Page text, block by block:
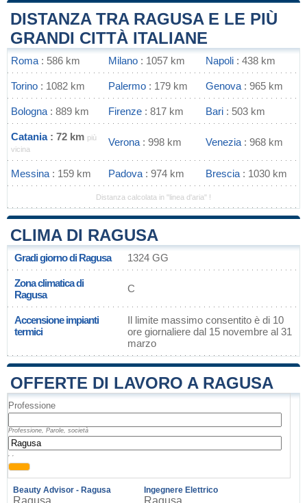
DISTANZA TRA RAGUSA E LE PIÙ
GRANDI CITTÀ ITALIANE
Roma : 586 km Milano : 1057 km Napoli : 438 km
Torino : 1082 km Palermo : 179 km Genova : 965 km
Bologna : 889 km Firenze : 817 km Bari : 503 km
Catania: 72 km più
vicina
Verona : 998 km Venezia : 968 km
Messina : 159 km Padova : 974 km Brescia : 1030 km
Distanza calcolata in "linea d'aria" !
CLIMA DI RAGUSA
Gradi giorno di Ragusa 1324 GG
Zona climatica di
Ragusa
C
Accensione impianti
termici
Il limite massimo consentito è di 10
ore giornaliere dal 15 novembre al 31
marzo
OFFERTE DI LAVORO A RAGUSA
Professione
Professione, Parole, società
, ,
Beauty Advisor - Ragusa
Ragusa
Ingegnere Elettrico
Ragusa